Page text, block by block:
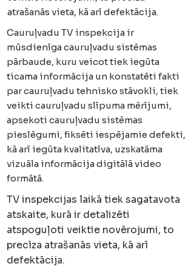
atrašanās vieta, kā arī defektācija.
Cauruļvadu TV inspekcija ir
mūsdienīga cauruļvadu sistēmas
pārbaude, kuru veicot tiek iegūta
ticama informācija un konstatēti fakti
par cauruļvadu tehnisko stāvokli, tiek
veikti cauruļvadu slīpuma mērījumi,
apsekoti cauruļvadu sistēmas
pieslēgumi, fiksēti iespējamie defekti,
kā arī iegūta kvalitatīva, uzskatāma
vizuāla informācija digitālā video
formātā.
TV inspekcijas laikā tiek sagatavota
atskaite, kurā ir detalizēti
atspoguļoti veiktie novērojumi, to
precīza atrašanās vieta, kā arī
defektācija.